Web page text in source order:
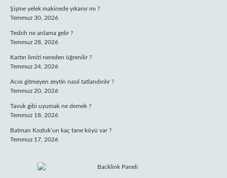
Şişme yelek makinede yıkanır mı ?
Temmuz 30, 2026
Tesbih ne anlama gelir ?
Temmuz 28, 2026
Kartın limiti nereden öğrenilir ?
Temmuz 24, 2026
Acısı gitmeyen zeytin nasıl tatlandırılır ?
Temmuz 20, 2026
Tavuk gibi uyumak ne demek ?
Temmuz 18, 2026
Batman Kozluk’un kaç tane köyü var ?
Temmuz 17, 2026